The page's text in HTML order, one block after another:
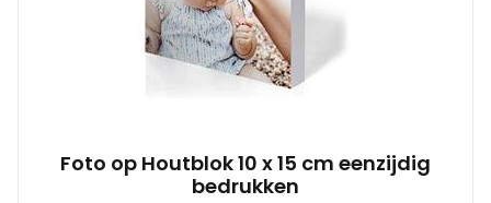
Foto op Houtblok 10 x 15 cm eenzijdig
bedrukken